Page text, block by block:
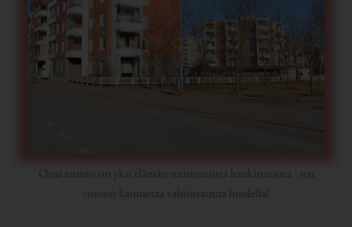
Oma asunto on yksi elämän suurimmista hankinnoista - sen
ostoon kannattaa valmistautua huolella!